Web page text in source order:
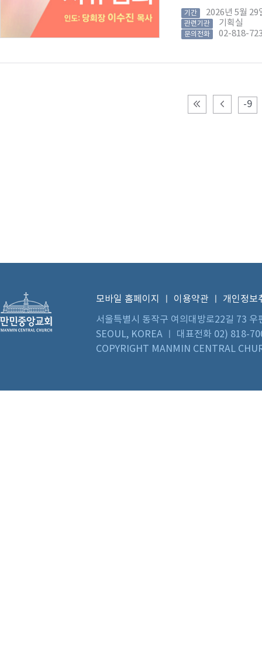
기간 2026년 5월 29
관련기관 기획실
문의전화 02-818-
-9
모바일 홈페이지 이용약관
개인정보
서울특별시 동작구 여의대방로22길 73
SEOUL, KOREA ㅣ 대표전화 02) 818-
COPYRIGHT MANMIN CENTRAL